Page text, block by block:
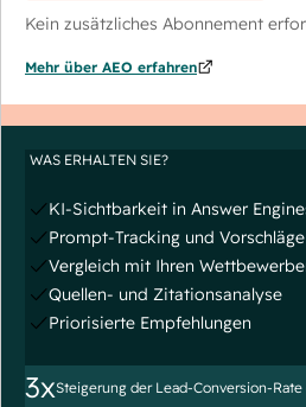
Kein zusätzliches Abonnement
Mehr über AEO erfahren
WAS ERHALTEN SIE?
KI-Sichtbarkeit in Answer
Prompt-Tracking und Vorschläge
Vergleich mit Ihren
Quellen- und Zitationsanalyse
Priorisierte Empfehlungen
3xSteigerung der Lead-Conversion-